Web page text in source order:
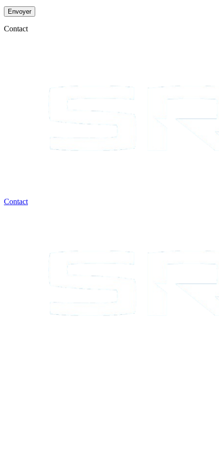
Envoyer
Contact
Contact